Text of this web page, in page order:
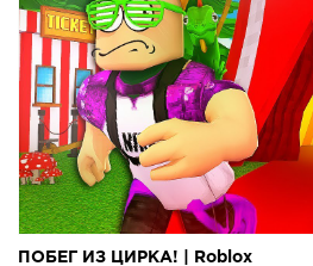
ПОБЕГ ИЗ ЦИРКА! | Roblox